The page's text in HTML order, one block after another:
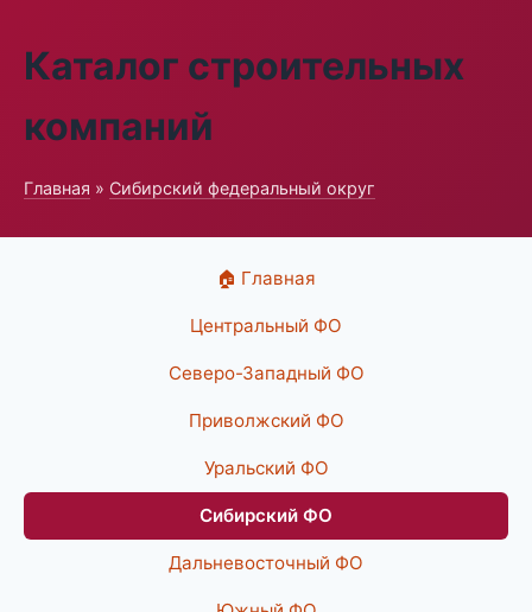
Каталог строительных
компаний
Главная » Сибирский федеральный округ
🏠 Главная
Центральный ФО
Северо-Западный ФО
Приволжский ФО
Уральский ФО
Сибирский ФО
Дальневосточный ФО